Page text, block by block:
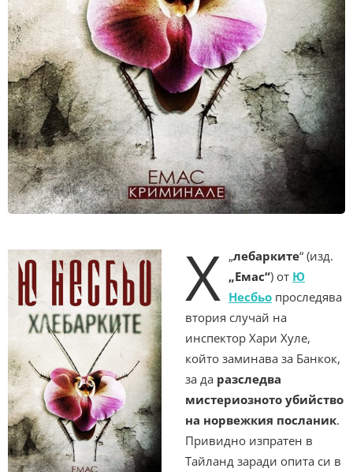
„
Х лебарките“ (изд.
„Емас“) от Ю
Несбьо проследява
втория случай на
инспектор Хари Хуле,
който заминава за Банкок,
за да разследва
мистериозното убийство
на норвежкия посланик.
Привидно изпратен в
Тайланд заради опита си в